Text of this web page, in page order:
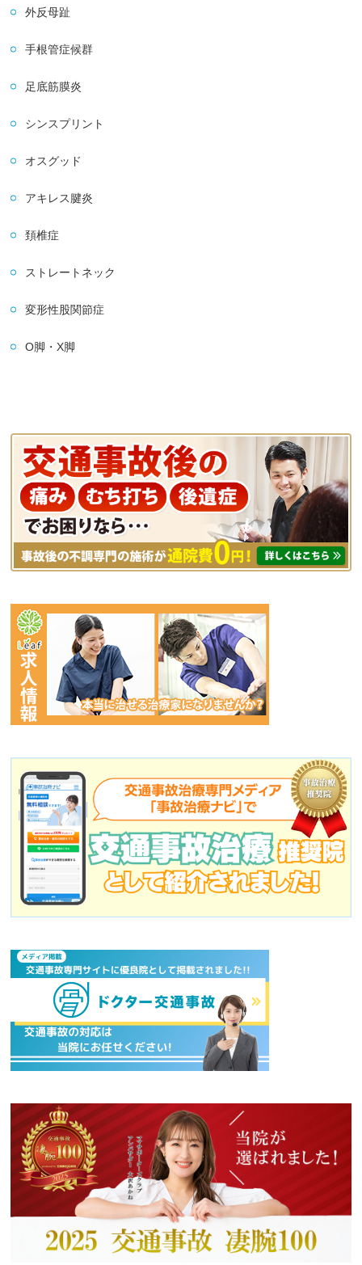
外反母趾
手根管症候群
足底筋膜炎
シンスプリント
オスグッド
アキレス腱炎
頚椎症
ストレートネック
変形性股関節症
O脚・X脚